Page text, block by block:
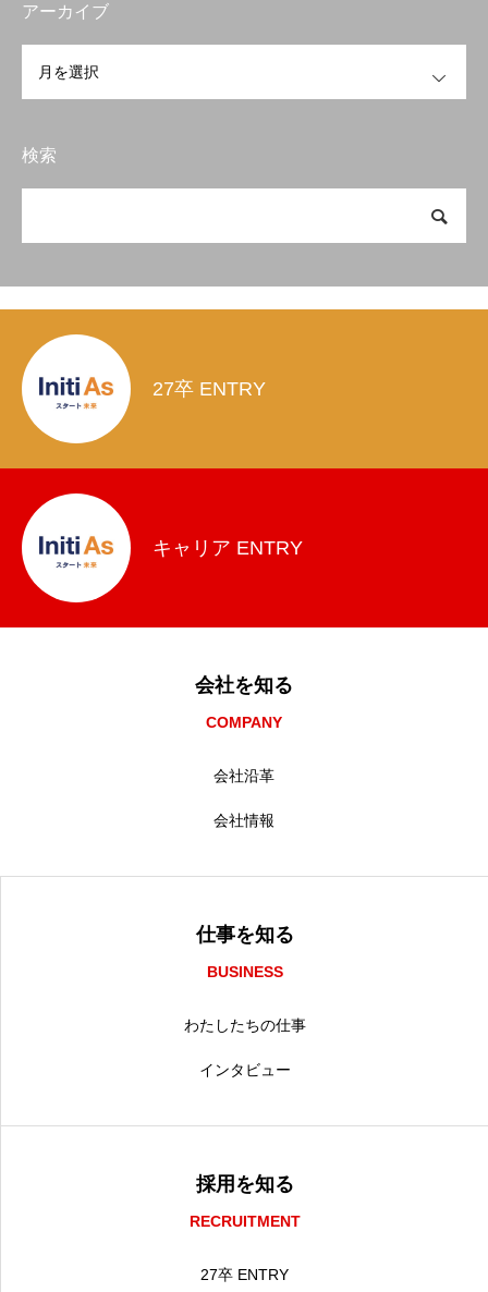
アーカイブ
検索
27卒 ENTRY
キャリア ENTRY
会社を知る
COMPANY
会社沿革
会社情報
仕事を知る
BUSINESS
わたしたちの仕事
インタビュー
採用を知る
RECRUITMENT
27卒 ENTRY